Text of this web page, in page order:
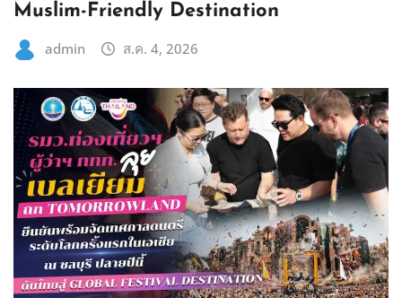
Muslim-Friendly Destination
admin ส.ค. 4, 2026